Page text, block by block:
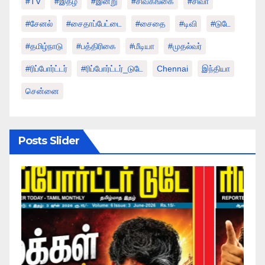
#சேனல் #சைதாப்பேட்டை #சைதை #டிவி #டுடே
#தமிழ்நாடு #பத்திரிகை #மீடியா #முதல்வர்
#ரிப்போர்ட்டர் #ரிப்போர்ட்டர்_டுடே Chennai இந்தியா
சென்னை
Posts Slider